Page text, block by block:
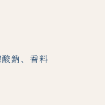
鈉、香料